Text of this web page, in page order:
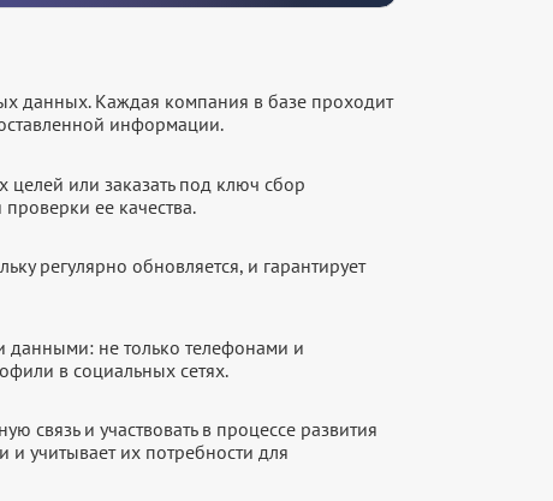
данных. Каждая компания в базе проходит
информации.
целей или заказать под ключ сбор
ее качества.
регулярно обновляется, и гарантирует
данными: не только телефонами и
в социальных сетях.
связь и участвовать в процессе развития
учитывает их потребности для